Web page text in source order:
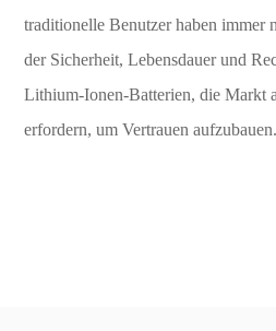
traditionelle Benutzer haben immer
der Sicherheit, Lebensdauer und
Lithium-Ionen-Batterien, die Markt
erfordern, um Vertrauen aufzubauen.